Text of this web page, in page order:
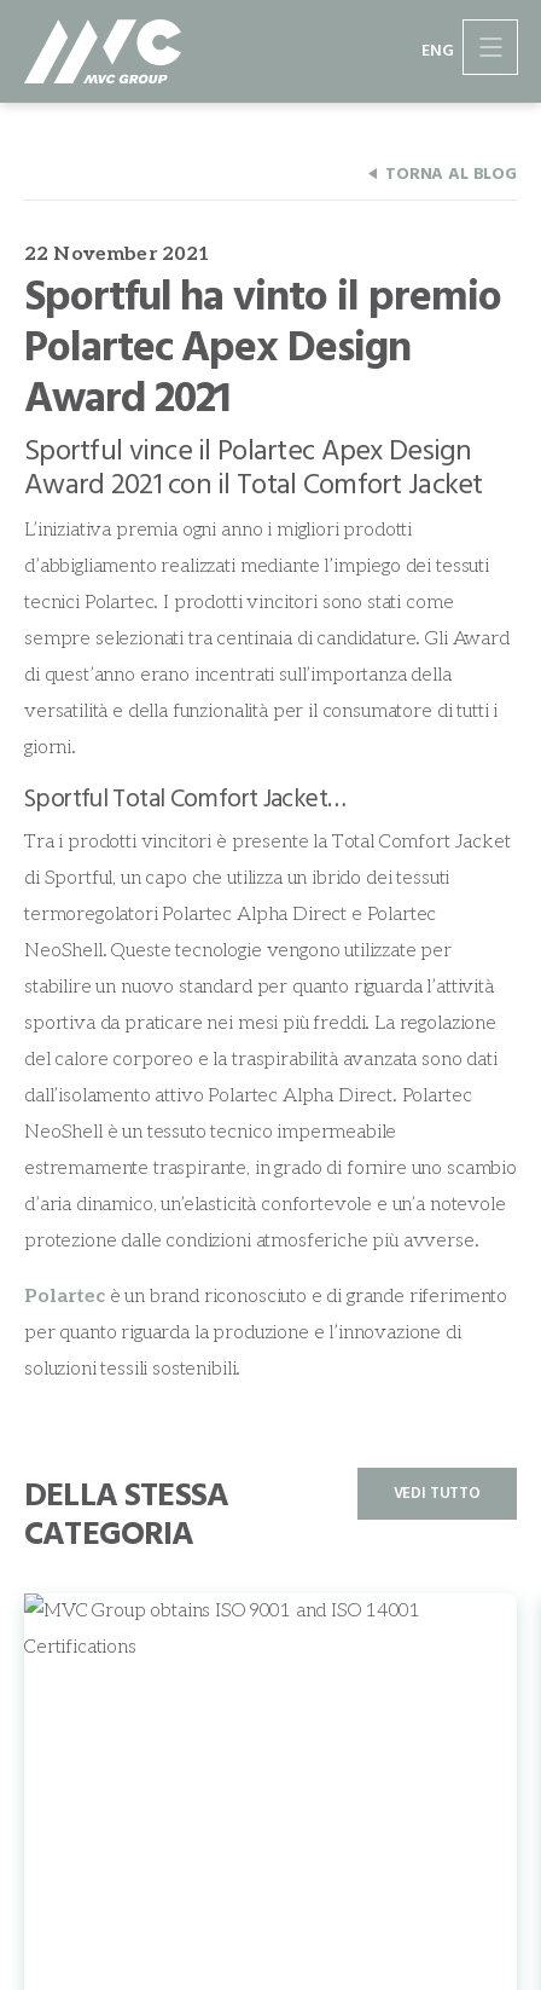
ENG
TORNA AL BLOG
22 November 2021
Sportful ha vinto il premio
Polartec Apex Design
Award 2021
Sportful vince il Polartec Apex Design
Award 2021 con il Total Comfort Jacket
L’iniziativa premia ogni anno i migliori prodotti
d’abbigliamento realizzati mediante l’impiego dei tessuti
tecnici Polartec. I prodotti vincitori sono stati come
sempre selezionati tra centinaia di candidature. Gli Award
di quest’anno erano incentrati sull’importanza della
versatilità e della funzionalità per il consumatore di tutti i
giorni.
Sportful Total Comfort Jacket…
Tra i prodotti vincitori è presente la Total Comfort Jacket
di Sportful, un capo che utilizza un ibrido dei tessuti
termoregolatori Polartec Alpha Direct e Polartec
NeoShell. Queste tecnologie vengono utilizzate per
stabilire un nuovo standard per quanto riguarda l’attività
sportiva da praticare nei mesi più freddi. La regolazione
del calore corporeo e la traspirabilità avanzata sono dati
dall’isolamento attivo Polartec Alpha Direct. Polartec
NeoShell è un tessuto tecnico impermeabile
estremamente traspirante, in grado di fornire uno scambio
d’aria dinamico, un’elasticità confortevole e un’a notevole
protezione dalle condizioni atmosferiche più avverse.
Polartec è un brand riconosciuto e di grande riferimento
per quanto riguarda la produzione e l’innovazione di
soluzioni tessili sostenibili.
DELLA STESSA
CATEGORIA
VEDI TUTTO